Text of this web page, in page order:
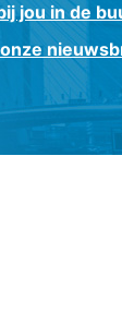
jou in de